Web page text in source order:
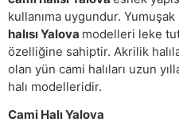
kullanıma uygundur.
halısı Yalova modelleri leke
özelliğine sahiptir. Akrilik
olan yün cami halıları uzun
halı modelleridir.
Cami Halı Yalova